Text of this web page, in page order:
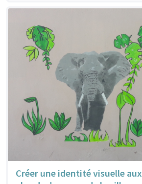
Créer une identité visuelle aux